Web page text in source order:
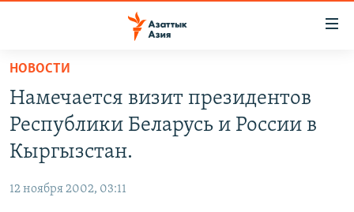
Вернуться
основному
содержанию
Вернутся
главной
навигации
КАЗАХСТАН
ТАДЖИКИСТАН
НОВОСТИ
ВОЙНА В УКРАИНЕ
ҚАЗАҚША
НОВОСТИ
Намечается визит президентов
Республики Беларусь и России в
Кыргызстан.
12 ноября 2002, 03:11